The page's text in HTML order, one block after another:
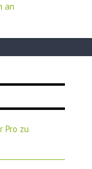
an
Pro zu